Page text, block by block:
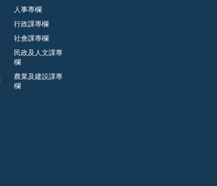
人事專欄
行政課專欄
社會課專欄
民政及人文課專
欄
農業及建設課專
欄